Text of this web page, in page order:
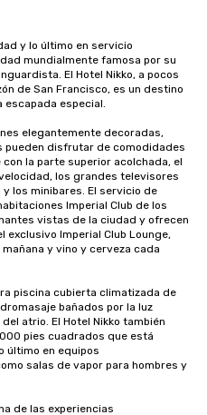
y lo último en servicio
mundialmente famosa por su
El Hotel Nikko, a pocos
de San Francisco, es un destino
escapada especial.
elegantemente decoradas,
pueden disfrutar de comodidades
la parte superior acolchada, el
los grandes televisores
los minibares. El servicio de
Imperial Club de los
vistas de la ciudad y ofrecen
Imperial Club Lounge,
y vino y cerveza cada
piscina cubierta climatizada de
bañados por la luz
atrio. El Hotel Nikko también
pies cuadrados que está
último en equipos
salas de vapor para hombres y
de las experiencias